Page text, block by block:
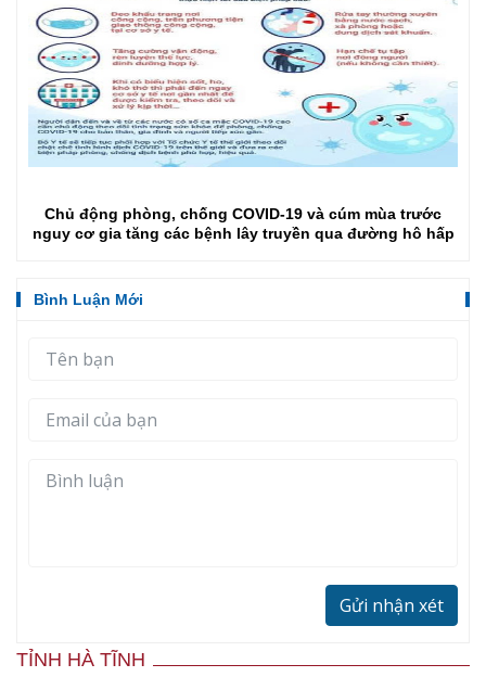
Chủ động phòng, chống COVID-19 và cúm mùa trước
nguy cơ gia tăng các bệnh lây truyền qua đường hô hấp
Bình Luận Mới
Gửi nhận xét
TỈNH HÀ TĨNH